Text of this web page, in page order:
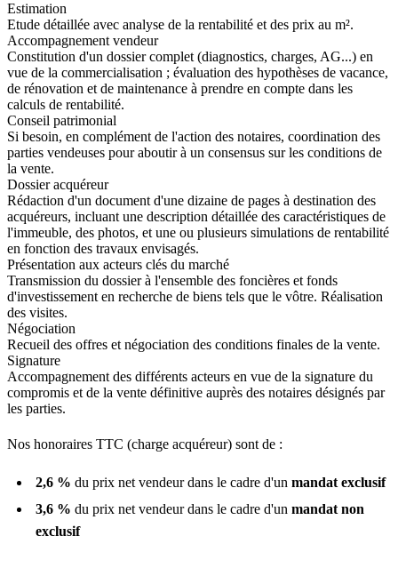
Estimation
Etude détaillée avec analyse de la rentabilité et des prix au m².
Accompagnement vendeur
Constitution d'un dossier complet (diagnostics, charges, AG...) en
vue de la commercialisation ; évaluation des hypothèses de vacance,
de rénovation et de maintenance à prendre en compte dans les
calculs de rentabilité.
Conseil patrimonial
Si besoin, en complément de l'action des notaires, coordination des
parties vendeuses pour aboutir à un consensus sur les conditions de
la vente.
Dossier acquéreur
Rédaction d'un document d'une dizaine de pages à destination des
acquéreurs, incluant une description détaillée des caractéristiques de
l'immeuble, des photos, et une ou plusieurs simulations de rentabilité
en fonction des travaux envisagés.
Présentation aux acteurs clés du marché
Transmission du dossier à l'ensemble des foncières et fonds
d'investissement en recherche de biens tels que le vôtre. Réalisation
des visites.
Négociation
Recueil des offres et négociation des conditions finales de la vente.
Signature
Accompagnement des différents acteurs en vue de la signature du
compromis et de la vente définitive auprès des notaires désignés par
les parties.
Nos honoraires TTC (charge acquéreur) sont de :
2,6 % du prix net vendeur dans le cadre d'un mandat exclusif
3,6 % du prix net vendeur dans le cadre d'un mandat non
exclusif